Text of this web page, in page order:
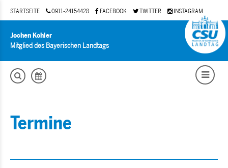
STARTSEITE 0911-24154428 FACEBOOK TWITTER INSTAGRAM
Jochen Kohler
Mitglied des Bayerischen Landtags
Termine